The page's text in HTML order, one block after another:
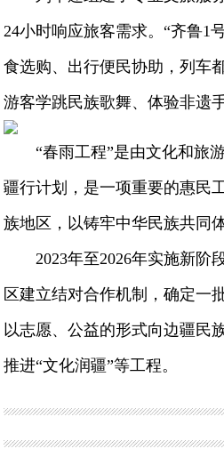
24小时响应旅客需求。“齐鲁1
食选购、出行便民协助，列车
游客学跳民族歌舞、体验非遗
“春雨工程”是由文化和旅游
疆行计划，是一项重要的惠民
族地区，以铸牢中华民族共同
2023年至2026年实施新阶段
区建立结对合作机制，确定一
以志愿、公益的形式向边疆民
推进“文化润疆”等工程。